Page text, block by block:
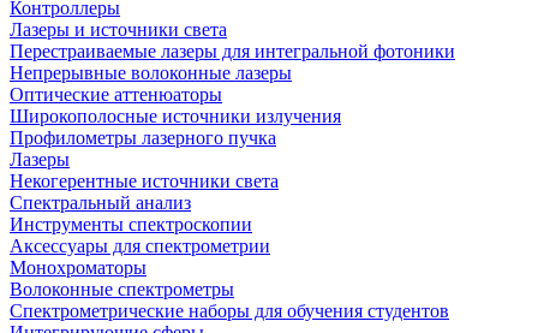
Контроллеры
Лазеры и источники света
Перестраиваемые лазеры для интегральной фотоники
Непрерывные волоконные лазеры
Оптические аттенюаторы
Широкополосные источники излучения
Профилометры лазерного пучка
Лазеры
Некогерентные источники света
Спектральный анализ
Инструменты спектроскопии
Аксессуары для спектрометрии
Монохроматоры
Волоконные спектрометры
Спектрометрические наборы для обучения студентов